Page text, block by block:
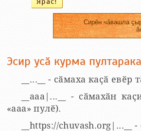
Сирӗн чӑвашла
Эсир усӑ курма
__...__ - сӑмаха каҫӑ евӗр
__aaa|...__ - сӑмахӑн
«ааа» пулӗ).
__https://chuvash.org|...__